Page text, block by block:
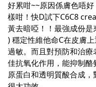
好累咁~~原因係膚色唔
樣咁！快D試下C6C8
黃去暗啞！！最強成份是
) 穩定性維他命C在皮膚
過敏。而且對預防和治
佳抗氧化作用，能抑制
原蛋白和透明質酸合成